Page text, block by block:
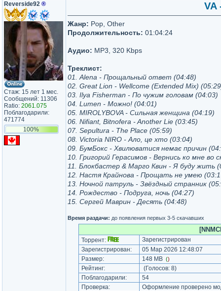
Reverside92 ®
Стаж: 15 лет 1 мес.
Сообщений: 11306
Ratio: 2061.075
Поблагодарили:
471774
100%
VA
Жанр: Pop, Other
Продолжительность: 01:04:24
Аудио: MP3, 320 Kbps
Треклист:
01. Alena - Прощальный ответ (04:48)
02. Great Lion - Wellcome (Extended Mix)
03. Ilya Fisherman - По чужим головам (04:03)
04. Lumen - Можно! (04:01)
05. MIROLYBOVA - Сильная женщина (04:19)
06. Nifiant, Bitnofera - Another Lie (03:45)
07. Sepultura - The Place (05:59)
08. Victoria NIRO - Ало, це хто (03:04)
09. БумБокс - Хвилюватися немає причин
10. Григорий Герасимов - Вернись ко мне во
11. Блокбастер & Марго Квин - Я буду жить
12. Настя Крайнова - Прощать не умею
13. Ночной патруль - Звёздный странник
14. Рождество - Подруга, ночь (04:27)
15. Сергей Маврин - Десять (04:48)
Время раздачи: до появления первых 3-5 скачавших
Торрент:
Зарегистрирован
Зарегистрирован:
05 Мар 2026 12:48:07
Размер:
148 MB ()
Рейтинг: (Голосов: 8)
Поблагодарили:
54
Проверка:
Оформление проверено